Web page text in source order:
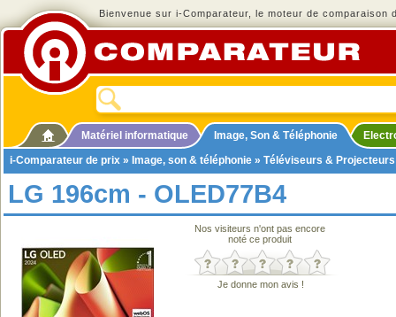
Bienvenue sur i-Comparateur, le moteur de comparaison
Matériel informatique Image, Son & Téléphonie
i-Comparateur de prix » Image, son & téléphonie » Téléviseurs & Projecteurs
LG 196cm - OLED77B4
Nos visiteurs n'ont pas encore
noté ce produit
Je donne mon avis !